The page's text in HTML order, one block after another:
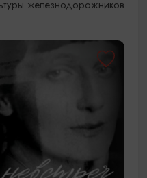
железнодорожников